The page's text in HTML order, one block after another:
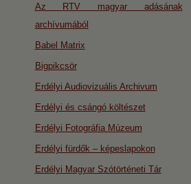
Az RTV magyar adásának
archívumából
Babel Matrix
Bigpikcsör
Erdélyi Audiovizuális Archivum
Erdélyi és csángó költészet
Erdélyi Fotográfia Múzeum
Erdélyi fürdők – képeslapokon
Erdélyi Magyar Szótörténeti Tár